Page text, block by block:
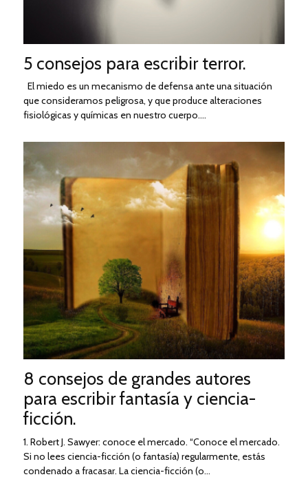
5 consejos para escribir terror.
El miedo es un mecanismo de defensa ante una situación
que consideramos peligrosa, y que produce alteraciones
fisiológicas y químicas en nuestro cuerpo.…
8 consejos de grandes autores
para escribir fantasía y ciencia-
ficción.
1. Robert J. Sawyer: conoce el mercado. “Conoce el mercado.
Si no lees ciencia-ficción (o fantasía) regularmente, estás
condenado a fracasar. La ciencia-ficción (o…